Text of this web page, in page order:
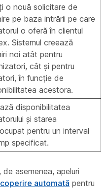
o nouă solicitare de
pe baza intrării pe care
o oferă în clientul
Sistemul creează
noi atât pentru
cât și pentru
în funcție de
acestora.
disponibilitatea
și starea
pentru un interval
specificat.
asemenea, apeluri
automată pentru